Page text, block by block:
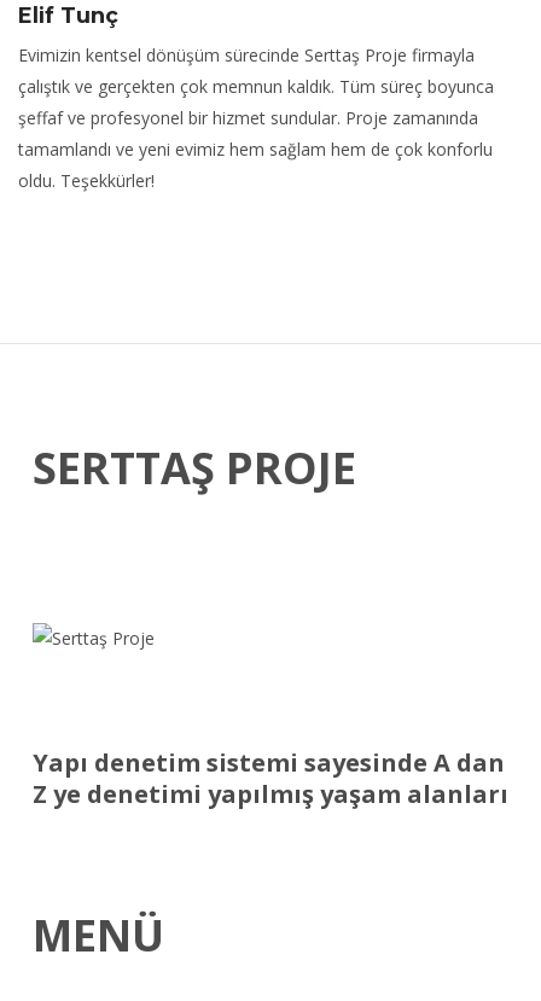
Elif Tunç
Evimizin kentsel dönüşüm sürecinde Serttaş Proje firmayla
çalıştık ve gerçekten çok memnun kaldık. Tüm süreç boyunca
şeffaf ve profesyonel bir hizmet sundular. Proje zamanında
tamamlandı ve yeni evimiz hem sağlam hem de çok konforlu
oldu. Teşekkürler!
SERTTAŞ PROJE
Yapı denetim sistemi sayesinde A dan
Z ye denetimi yapılmış yaşam alanları
MENÜ